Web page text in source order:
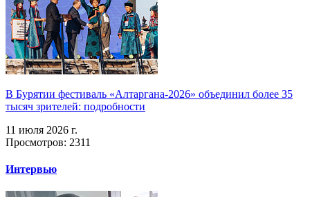
В Бурятии фестиваль «Алтаргана-2026» объединил более 35
тысяч зрителей: подробности
11 июля 2026 г.
Просмотров: 2311
Интервью